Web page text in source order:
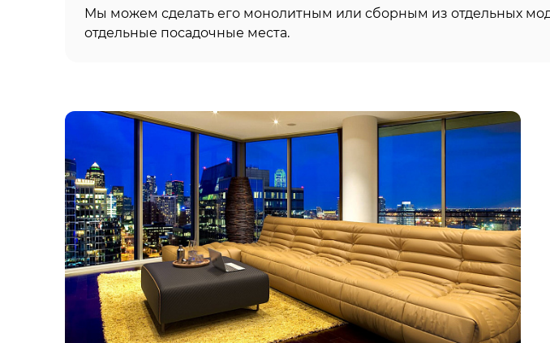
Мы можем сделать его монолитным или сборным из отдельных
отдельные посадочные места.